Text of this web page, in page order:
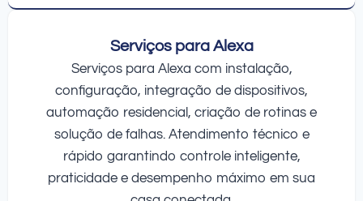
Serviços para Alexa
Serviços para Alexa com instalação,
configuração, integração de dispositivos,
automação residencial, criação de rotinas e
solução de falhas. Atendimento técnico e
rápido garantindo controle inteligente,
praticidade e desempenho máximo em sua